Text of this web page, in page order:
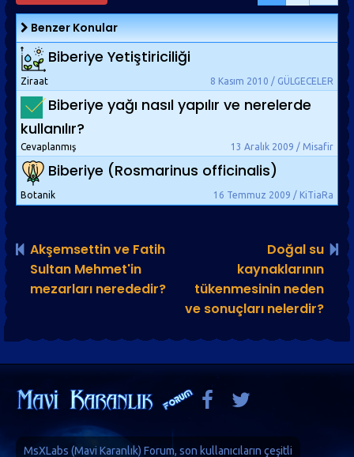
Benzer Konular
Biberiye Yetiştiriciliği
8 Kasım 2010 / GÜLGECELER
Ziraat
Biberiye yağı nasıl yapılır ve nerelerde
kullanılır?
13 Aralık 2009 / Misafir
Cevaplanmış
Biberiye (Rosmarinus officinalis)
16 Temmuz 2009 / KiTiaRa
Botanik
Akşemsettin ve Fatih
Sultan Mehmet'in
mezarları nerededir?
Doğal su
kaynaklarının
tükenmesinin neden
ve sonuçları nelerdir?
MsXLabs (Mavi Karanlık) Forum, son kullanıcıların çeşitli